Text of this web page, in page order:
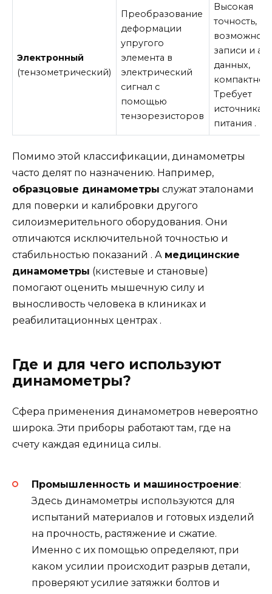
Электронный
(тензометрический)
Преобразование
деформации
упругого
элемента в
электрический
сигнал с
помощью
тензорезисторов
Высокая
точность,
записи и
данных,
Требует
источника
питания .
Помимо этой классификации, динамометры
часто делят по назначению. Например,
образцовые динамометры служат эталонами
для поверки и калибровки другого
силоизмерительного оборудования. Они
отличаются исключительной точностью и
стабильностью показаний . А медицинские
динамометры (кистевые и становые)
помогают оценить мышечную силу и
выносливость человека в клиниках и
реабилитационных центрах .
Где и для чего используют
динамометры?
Сфера применения динамометров невероятно
широка. Эти приборы работают там, где на
счету каждая единица силы.
Промышленность и машиностроение:
Здесь динамометры используются для
испытаний материалов и готовых изделий
на прочность, растяжение и сжатие.
Именно с их помощью определяют, при
каком усилии происходит разрыв детали,
проверяют усилие затяжки болтов и